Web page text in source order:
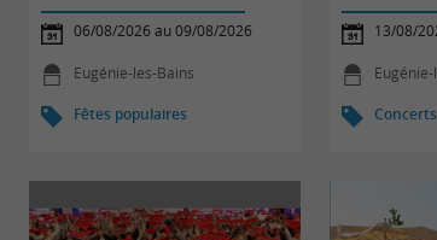
06/08/2026 au 09/08/2026
Eugénie-les-Bains
Fêtes populaires
13/08/
Concerts